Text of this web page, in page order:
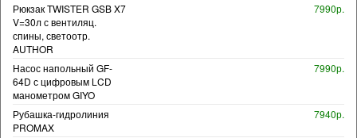
Рюкзак TWISTER GSB X7
V=30л с вентиляц.
спины, светоотр.
AUTHOR
7990р.
Насос напольный GF-
64D с цифровым LCD
манометром GIYO
7990р.
Рубашка-гидролиния
PROMAX
7940р.